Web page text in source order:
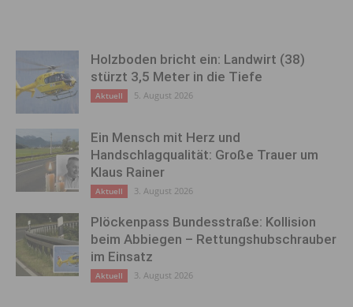
Holzboden bricht ein: Landwirt (38)
stürzt 3,5 Meter in die Tiefe
Aktuell 5. August 2026
Ein Mensch mit Herz und
Handschlagqualität: Große Trauer um
Klaus Rainer
Aktuell 3. August 2026
Plöckenpass Bundesstraße: Kollision
beim Abbiegen – Rettungshubschrauber
im Einsatz
Aktuell 3. August 2026